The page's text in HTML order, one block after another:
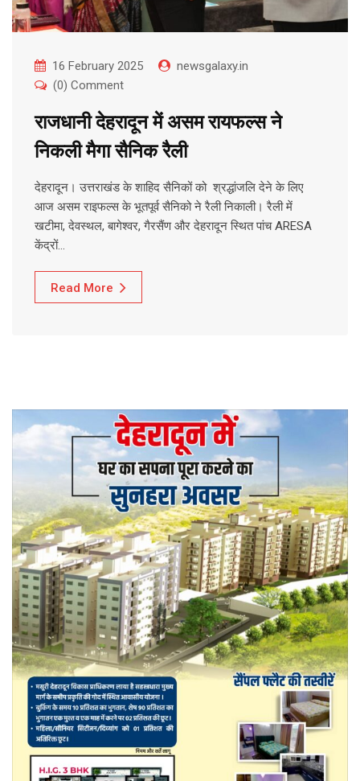
16 February 2025
newsgalaxy.in
(0) Comment
राजधानी देहरादून में असम रायफल्स ने
निकली मैगा सैनिक रैली
देहरादून। उत्तराखंड के शाहिद सैनिकों को श्रद्धांजलि देने के लिए
आज असम राइफल्स के भूतपूर्व सैनिको ने रैली निकाली। रैली में
खटीमा, देवस्थल, बागेश्वर, गैरसैंण और देहरादून स्थित पांच ARESA
केंद्रों…
Read More